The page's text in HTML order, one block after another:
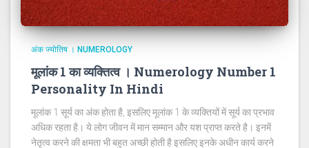
अंक ज्योतिष । NUMEROLOGY
मूलांक 1 का व्यक्तित्व । Numerology Number 1
Personality In Hindi
मूलांक 1 सूर्य का अंक होता है, इसलिए मूलांक 1 के व्यक्तियों में सूर्य का प्रभाव
अधिक रहता है। ये लोग जीवन में मान सम्मान और यश प्राप्त करते है। इनमें
नेतृत्व करने की क्षमता भी बहुत अच्छी होती है इसलिए इनके अधीन कार्य करने